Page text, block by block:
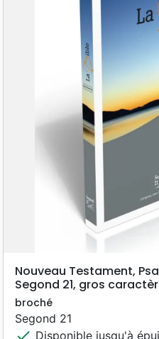
Nouveau Testament,
Segond 21, gros
broché
Segond 21
Disponible jusqu'à